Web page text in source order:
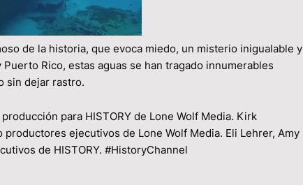
de la historia, que evoca miedo, un misterio inigualable y
Rico, estas aguas se han tragado innumerables
sin dejar rastro.
producción para HISTORY de Lone Wolf Media. Kirk
ejecutivos de Lone Wolf Media. Eli Lehrer, Amy
de HISTORY. #HistoryChannel